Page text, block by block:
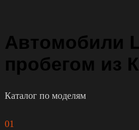
Автомобили
пробегом из
Каталог по моделям
01